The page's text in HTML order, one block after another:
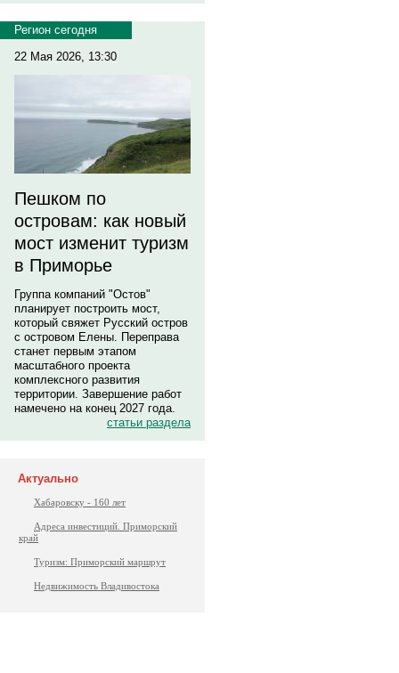
Регион сегодня
22 Мая 2026, 13:30
Пешком по
островам: как новый
мост изменит туризм
в Приморье
Группа компаний "Остов"
планирует построить мост,
который свяжет Русский остров
с островом Елены. Переправа
станет первым этапом
масштабного проекта
комплексного развития
территории. Завершение работ
намечено на конец 2027 года.
статьи раздела
Актуально
Хабаровску - 160 лет
Адреса инвестиций. Приморский
край
Туризм: Приморский маршрут
Недвижимость Владивостока